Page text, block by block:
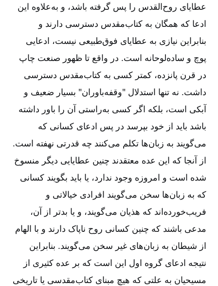
عطایای روح‌القدس را پس گرفته باشد، و به‌علاوه این
ادعا که همگان به کتاب‌مقدس دسترسی دارند و
بنابراین نیازی به عطایای فوق‌طبیعی نیست، ادعایی
پوچ و ساده‌لوحانه است. در واقع تا ظهور صنعت چاپ
در قرن پانزده، کمتر کسی به کتاب‌مقدس دسترسی
داشت. نه تنها استدلال "وقفه‌باوران" بسیار ضعیف و
آبکی است، بلکه اگر کسی به‌راستی آن را باور داشته
باشد باید از خود بپرسد در پس ادعای کسانی که
می‌گویند به زبان‌ها تکلم می‌کنند چه قدرتی نهفته است.
از آنجا که این عده معتقدند چنین عطایایی دیگر منسوخ
شده‌ است و امروزه وجود ندارد، یا باید بگویند کسانی
که به زبان‌ها سخن می‌گویند افرادی خیالاتی و
فریب‌خورده‌اند که هذیان می‌گویند، و یا بدتر از آن،
مدعی باشند که چنین کسانی روح ناپاک دارند و با الهام
از شیطان به زبان‌های غیر سخن می‌گویند. بنابراین
نتیجه ادعای گروه اول این است که بر عده کثیری از
مسیحیان به علتی که هیچ مبنای کتاب‌مقدسی یا تاریخی